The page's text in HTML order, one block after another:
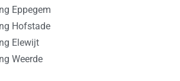
Eppegem
Hofstade
Elewijt
Weerde